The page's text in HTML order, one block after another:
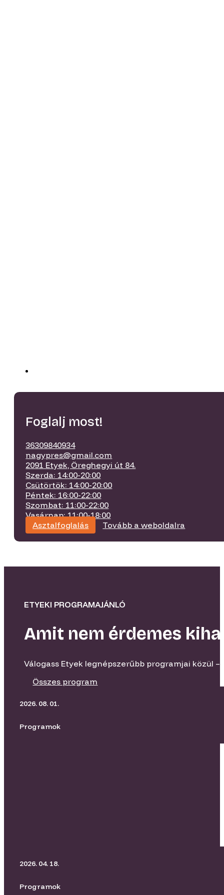
Foglalj most!
36309840934
nagypres@gmail.com
2091 Etyek, Öreghegyi út 84.
Szerda: 14:00-20:00
Csütörtök: 14:00-20:00
Péntek: 16:00-22:00
Szombat: 11:00-22:00
Vasárnap: 11:00-18:00
Asztalfoglalás
Tovább a weboldalra
ETYEKI PROGRAMAJÁNLÓ
Amit nem érdemes
Válogass Etyek legnépszerűbb programjai közül
Összes program
2026. 08. 01.
Programok
BORító Kertmozi I Üvegtigris
2026. 04. 18.
Programok